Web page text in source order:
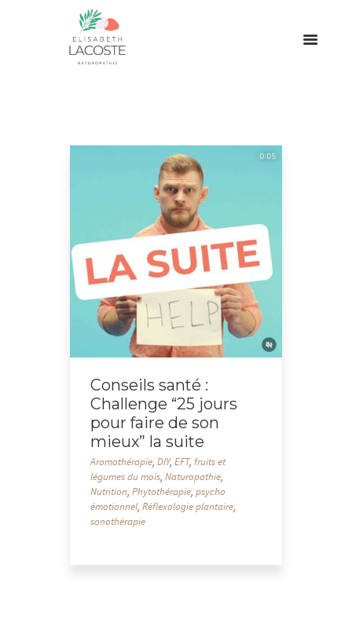
Conseils santé :
Challenge “25 jours
pour faire de son
mieux” la suite
Aromathérapie,DIY,EFT,fruits et
légumes du mois,Naturopathie,
Nutrition,Phytothérapie,psycho
émotionnel,Réflexologie plantaire,
sonothérapie